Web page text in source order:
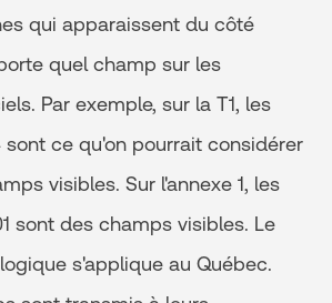
qui apparaissent du côté
quel champ sur les
Par exemple, sur la T1, les
sont ce qu'on pourrait considérer
visibles. Sur l'annexe 1, les
sont des champs visibles. Le
s'applique au Québec.